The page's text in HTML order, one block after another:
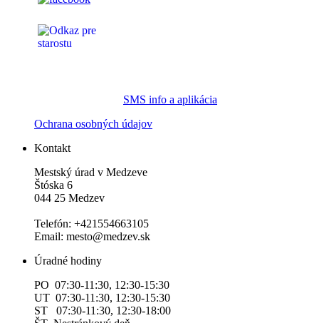
SMS info a aplikácia
Ochrana osobných údajov
Kontakt
Mestský úrad v Medzeve
Štóska 6
044 25 Medzev
Telefón: +421554663105
Email: mesto@medzev.sk
Úradné hodiny
PO 07:30-11:30, 12:30-15:30
UT 07:30-11:30, 12:30-15:30
ST 07:30-11:30, 12:30-18:00